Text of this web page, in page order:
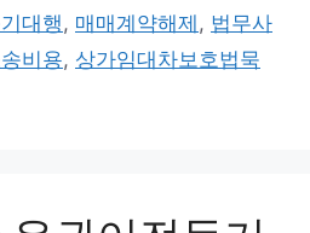
대행 , 매매계약해제 , 법무사
비용, 상가임대차보호법묵